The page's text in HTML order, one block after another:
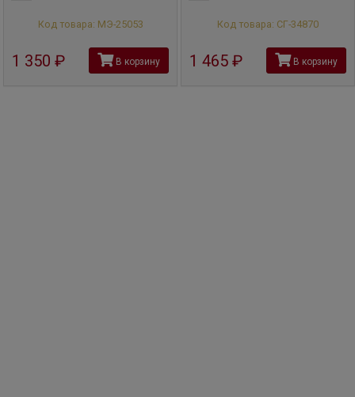
Код товара: МЭ-25053
1 350 руб В корзину
Код товара: СГ-34870
1 465 руб В корзину